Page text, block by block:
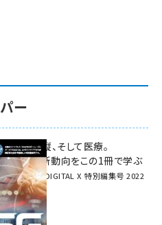
ー
遠隔操縦、そして医療。
5G」最新動向をこの1冊で学ぶ
レター × DIGITAL X 特別編集号 2022